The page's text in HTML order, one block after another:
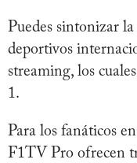
Puedes sintonizar
deportivos
streaming, los
1.
Para los fanáticos
F1TV Pro ofrecen